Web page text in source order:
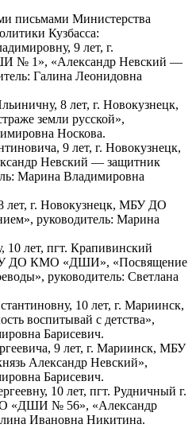
письмами Министерства
Кузбасса:
9 лет, г.
№ 1», «Александр Невский —
Галина Леонидовна
8 лет, г. Новокузнецк,
земли русской»,
Носкова.
9 лет, г. Новокузнецк,
Невский — защитник
Марина Владимировна
лет, г. Новокузнецк, МБУ ДО
руководитель: Марина
лет, пгт. Крапивинский
ДО КМО «ДШИ», «Посвящение
руководитель: Светлана
10 лет, г. Мариинск,
воспитывай с детства»,
Барисевич.
9 лет, г. Мариинск, МБУ
Александр Невский»,
Барисевич.
10 лет, пгт. Рудничный г.
«ДШИ № 56», «Александр
Ивановна Никитина.